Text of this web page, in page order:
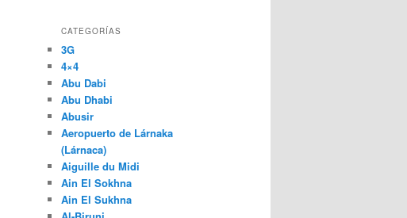
CATEGORÍAS
3G
4×4
Abu Dabi
Abu Dhabi
Abusir
Aeropuerto de Lárnaka
(Lárnaca)
Aiguille du Midi
Ain El Sokhna
Ain El Sukhna